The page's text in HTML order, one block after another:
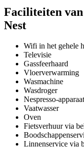
Faciliteiten
Nest
Wifi in het gehele
Televisie
Gassfeerhaard
Vloerverwarming
Wasmachine
Wasdroger
Nespresso-apparaat
Vaatwasser
Oven
Fietsverhuur via
Linnenservice via